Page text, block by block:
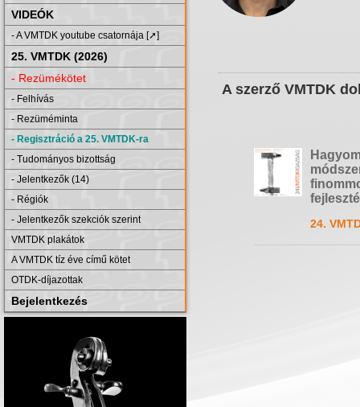
VIDEÓK
- A VMTDK youtube csatornája [➚]
25. VMTDK (2026)
- Rezümékötet
- Felhívás
- Rezüméminta
- Regisztráció a 25. VMTDK-ra
- Tudományos bizottság
- Jelentkezők (14)
- Régiók
- Jelentkezők szekciók szerint
VMTDK plakátok
A VMTDK tíz éve című kötet
OTDK-díjazottak
Bejelentkezés
A szerző VMTDK
24.